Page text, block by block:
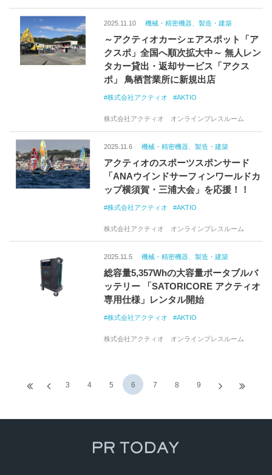
2025.11.10 機械・精密機器、製造・建築
～アクティオカーシェアスポット「ア
クスポ」全国へ順次拡大中～ 無人レン
タカー貸出・返却サービス「アクス
ポ」 鳥栖営業所に新規出店
株式会社アクティオ AKTIO
株式会社アクティオ オンラインプレスルーム
2025.11.6 機械・精密機器、製造・建築
アクティオのスポーツスポンサード
「ANAウインドサーフィンワールドカ
ップ横須賀・三浦大会」を応援！！
株式会社アクティオ AKTIO
株式会社アクティオ オンラインプレスルーム
2025.11.5 機械・精密機器、製造・建築
総容量5,357Whの大容量ポータブルバ
ッテリー 「SATORICORE アクティオ
専用仕様」レンタル開始
株式会社アクティオ AKTIO
株式会社アクティオ オンラインプレスルーム
3 4 5 6 7 8 9